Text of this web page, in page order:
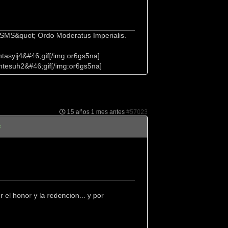
Ordo Moderatus Imperialis.
img:or6gs5na]
img:or6gs5na]
15 años 1 mes antes #57023
el honor y la redencion... y por